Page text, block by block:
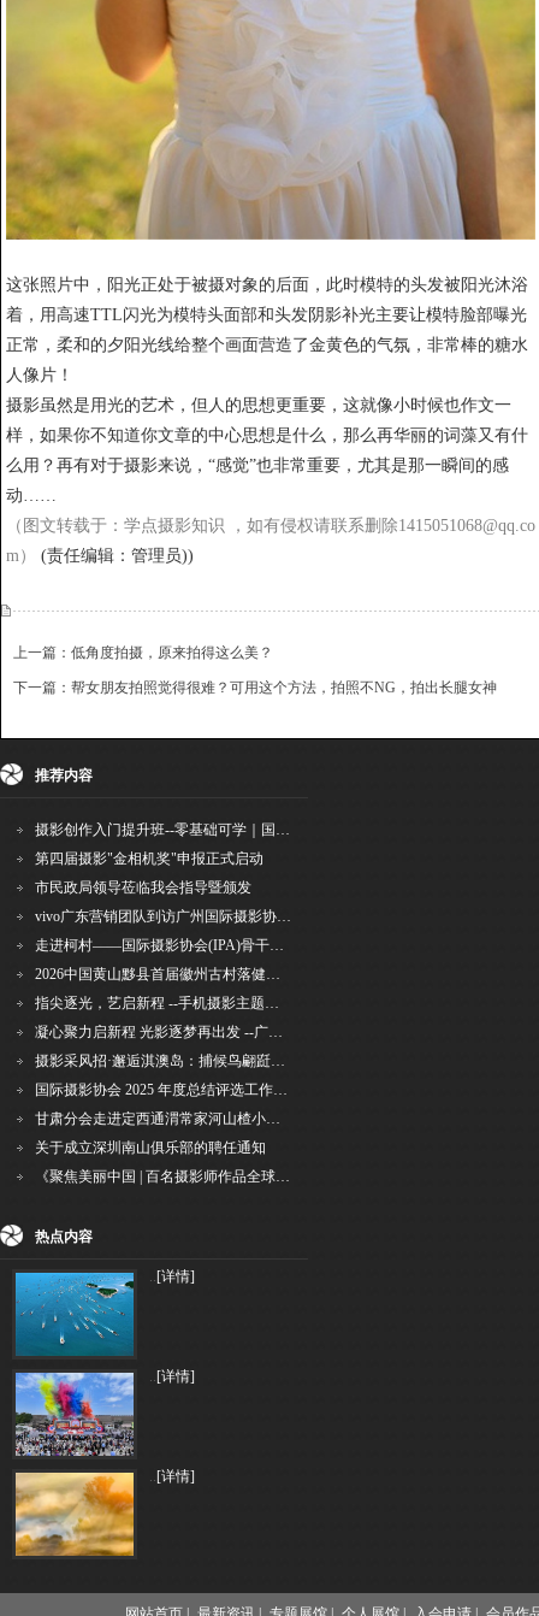
这张照片中，阳光正处于被摄对象的后面，此时模特的头发被阳光沐浴
着，用高速TTL闪光为模特头面部和头发阴影补光主要让模特脸部曝光
正常，柔和的夕阳光线给整个画面营造了金黄色的气氛，非常棒的糖水
人像片！
摄影虽然是用光的艺术，但人的思想更重要，这就像小时候也作文一
样，如果你不知道你文章的中心思想是什么，那么再华丽的词藻又有什
么用？再有对于摄影来说，“感觉”也非常重要，尤其是那一瞬间的感
动……
（图文转载于： 学点摄影知识 ，如有侵权请联系删除1415051068@qq.co
m ） (责任编辑：管理员))
上一篇：低角度拍摄，原来拍得这么美？
下一篇：帮女朋友拍照觉得很难？可用这个方法，拍照不NG，拍出长腿女神
收藏 挑错 推荐 打印
推荐内容
摄影创作入门提升班--零基础可学｜国际评委授课｜手机·相机均可｜AI工具｜摄影比赛指
第四届摄影"金相机奖"申报正式启动
市民政局领导莅临我会指导暨颁发
vivo广东营销团队到访广州国际摄影协会 共商合作事宜
走进柯村——国际摄影协会(IPA)骨干采风安徽行之6
2026中国黄山黟县首届徽州古村落健康跑圆满举行
指尖逐光，艺启新程 --手机摄影主题讲座在市老年干部大学圆满落幕
凝心聚力启新程 光影逐梦再出发 --广州国际摄影协会2026年首次会长秘书长会议召开
摄影采风招·邂逅淇澳岛：捕候鸟翩跹，寻古村烟火，追海上霞光
国际摄影协会 2025 年度总结评选工作的通知
甘肃分会走进定西通渭常家河山楂小镇旅游景区开展"红果满枝迎丰岁·山楂小镇庆佳节"为主
关于成立深圳南山俱乐部的聘任通知
《聚焦美丽中国 | 百名摄影师作品全球巡回展》（晋中）开幕新闻通稿
热点内容
..[详情]
..[详情]
..[详情]